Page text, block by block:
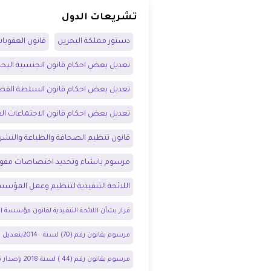
مصر
الأردن
الكويت
موريتانيا
المغرب
شواغر
تشريعات الدول
دستور مملكة البحرين قانون
تعديل بعض احكام قانون الجنسية
تعديل بعض احكام قانون السلطة
تعديل بعض احكام قانون الاجتماعات
قانون تنظيم الصحافة والطباعة والنشر
مرسوم بانشاء وتحديد اختصاصات
اللائحة التنفيذية لتنظيم وعمل
قرار بشأن اللائحة التنفيذية لقانون مؤسسة
مرسوم بقانون رقم (70) لسنة 2014بتعديل بعض أحكام المرسوم بقانون رقم (5 ) لسنة 2002 بالموافقة على الإنضمام إلى اتفاقية القضاء على جميع أشكال التمييز ضد المرأأة
مرسوم بقانون رقم (44 ) لسنة 2018 بإصدار قانون الجرائم الدولية